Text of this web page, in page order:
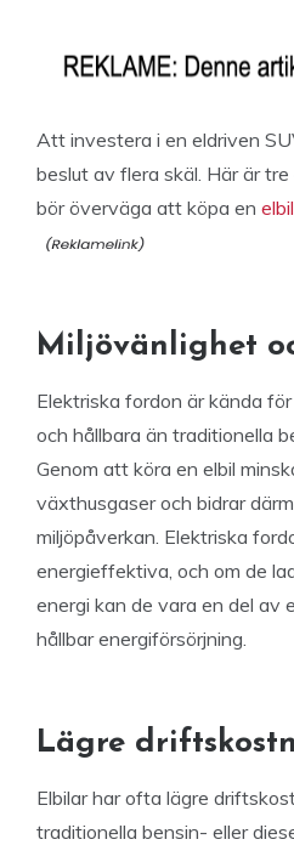
Att investera i en eldriven
beslut av flera skäl. Här är
bör överväga att köpa en
Miljövänlighet
Elektriska fordon är kända
och hållbara än traditionella
Genom att köra en elbil
växthusgaser och bidrar
miljöpåverkan. Elektriska
energieffektiva, och om de
energi kan de vara en del av
hållbar energiförsörjning.
Lägre
Elbilar har ofta lägre
traditionella bensin- eller